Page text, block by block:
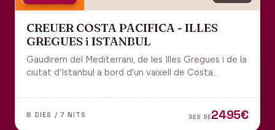
CREUER COSTA PACIFICA - ILLES
GREGUES i ISTANBUL
Gaudirem del Mediterrani, de les Illes Gregues i de la
ciutat d'Istanbul a bord d'un vaixell de Costa
8 DIES / 7 NITS DES DE2495€